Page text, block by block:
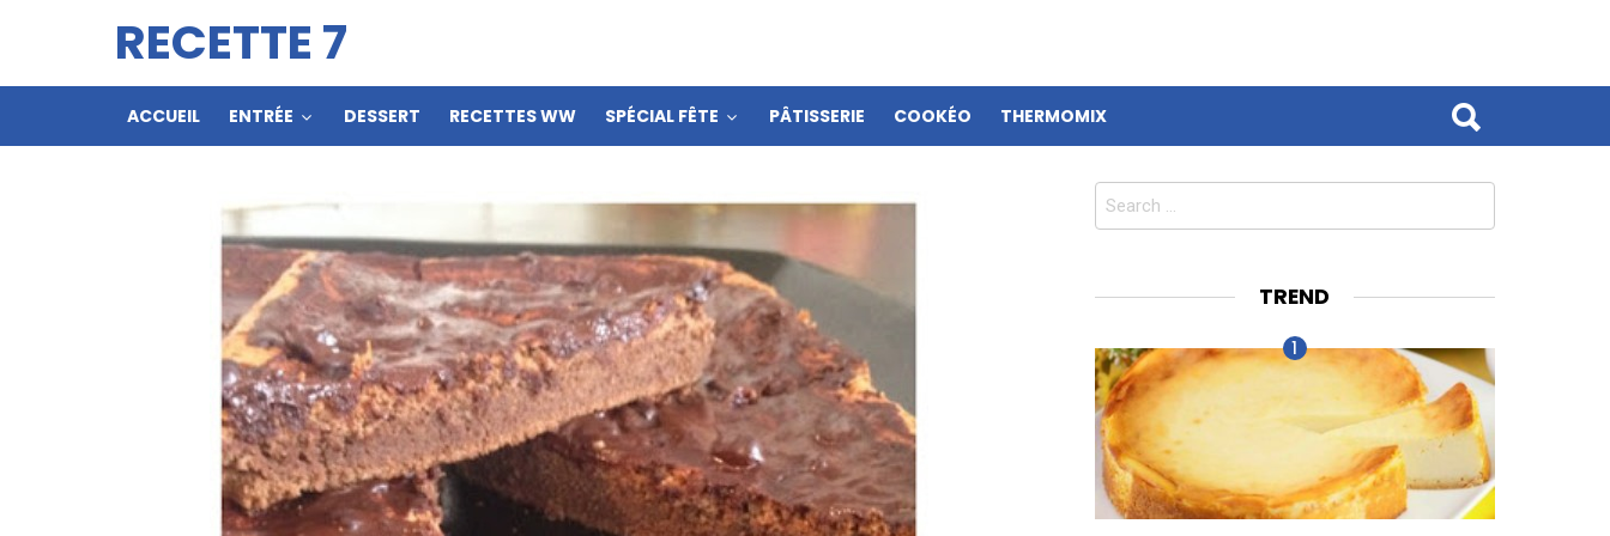
RECETTE 7
ACCUEIL ENTRÉE DESSERT RECETTES WW SPÉCIAL FÊTE PÂTISSERIE COOKÉO THERMOMIX
Search
TREND